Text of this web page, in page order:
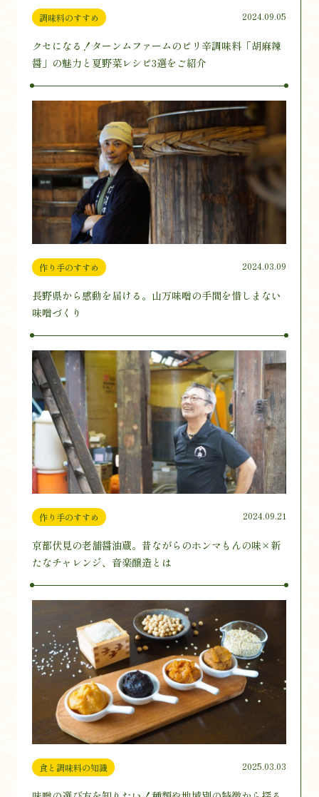
調味料のすすめ 2024.09.05
クセになる！ターンムファームのピリ辛調味料「胡麻辣
醤」の魅力と夏野菜レシピ3選をご紹介
作り手のすすめ 2024.03.09
長野県から感動を届ける。山万味噌の手間を惜しまない
味噌づくり
作り手のすすめ 2024.09.21
京都伏見の老舗醤油蔵。昔ながらのホンマもんの味×新
たなチャレンジ、音楽醸造とは
食と調味料の知識 2025.03.03